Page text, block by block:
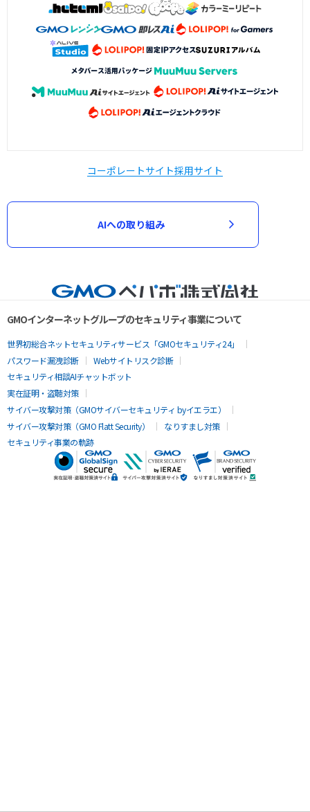
コーポレートサイト採用サイト
AIへの取り組み
GMOインターネットグループのセキュリティ事業について
世界初総合ネットセキュリティサービス「GMOセキュリティ24」
パスワード漏洩診断
Webサイトリスク診断
セキュリティ相談AIチャットボット
実在証明・盗聴対策
サイバー攻撃対策（GMOサイバーセキュリティ byイエラエ）
サイバー攻撃対策（GMO Flatt Security）
なりすまし対策
セキュリティ事業の軌跡